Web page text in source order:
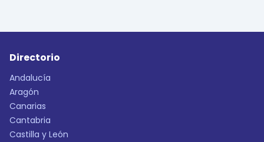
Directorio
Andalucía
Aragón
Canarias
Cantabria
Castilla y León